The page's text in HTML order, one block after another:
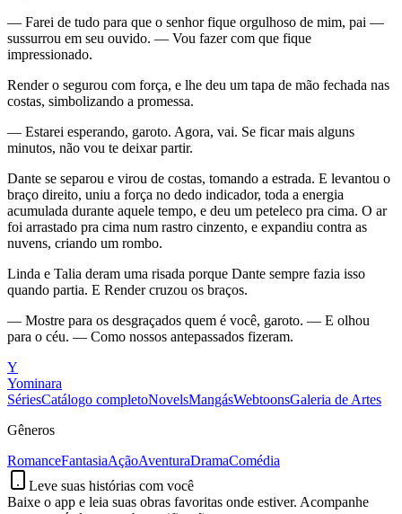
— Farei de tudo para que o senhor fique orgulhoso de mim, pai —
sussurrou em seu ouvido. — Vou fazer com que fique
impressionado.
Render o segurou com força, e lhe deu um tapa de mão fechada nas
costas, simbolizando a promessa.
— Estarei esperando, garoto. Agora, vai. Se ficar mais alguns
minutos, não vou te deixar partir.
Dante se separou e virou de costas, tomando a estrada. E levantou o
braço direito, uniu a força no dedo indicador, toda a energia
acumulada durante aquele tempo, e deu um peteleco pra cima. O ar
foi arrastado pra cima num rastro cinzento, e expandiu contra as
nuvens, criando um rombo.
Linda e Talia deram uma risada porque Dante sempre fazia isso
quando partia. E Render cruzou os braços.
— Mostre para os desgraçados quem é você, garoto. — E olhou
para o céu. — Como nossos antepassados fizeram.
Y
Yominara
SériesCatálogo completoNovelsMangásWebtoonsGaleria de Artes
Gêneros
RomanceFantasiaAçãoAventuraDramaComédia
Leve suas histórias com você
Baixe o app e leia suas obras favoritas onde estiver. Acompanhe